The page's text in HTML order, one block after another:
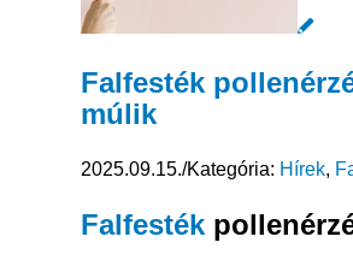
Falfesték
múlik
2025.09.15./Kategória: Hírek,
Falfesték